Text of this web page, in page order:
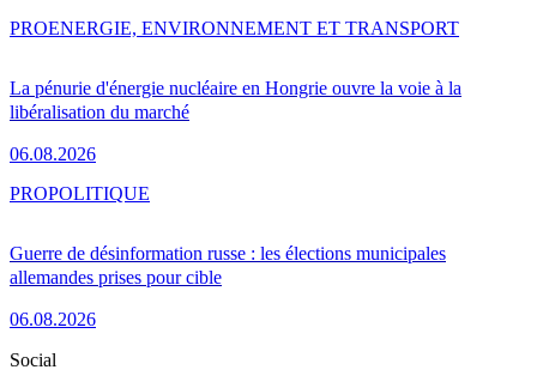
La pénurie d'énergie nucléaire en Hongrie ouvre la voie à la
libéralisation du marché
06.08.2026
PROENERGIE, ENVIRONNEMENT ET TRANSPORT
Guerre de désinformation russe : les élections municipales
allemandes prises pour cible
06.08.2026
PROPOLITIQUE
Social